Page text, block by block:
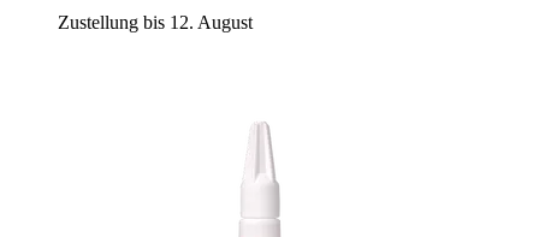
Zustellung bis 12. August